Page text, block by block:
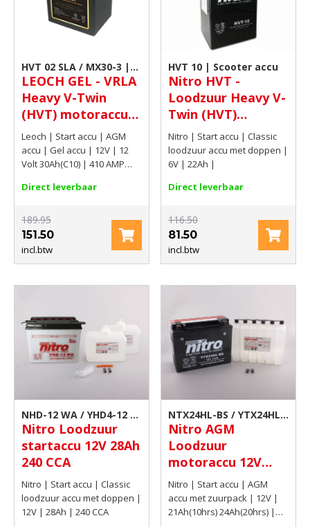
HVT 02 SLA / MX30-3 |
Scooter accu
LEOCH GEL - VRLA
Heavy V-Twin
(HVT) motoraccu
12V 12 Volt
30Ah(C10) 410 AMP
CCA EN
Leoch | Start accu | AGM
accu | Gel accu | 12V | 12
Volt 30Ah(C10) | 410 AMP
Direct leverbaar
189.95
151.50
incl.btw
HVT 10 | Scooter accu
Nitro HVT -
Loodzuur Heavy V-
Twin (HVT)
motoraccu 6V 22Ah
Nitro | Start accu | Classic
loodzuur accu met doppen |
6V | 22Ah |
Direct leverbaar
116.50
81.50
incl.btw
NHD-12 WA / YHD4-12 |
Scooter accu
Nitro Loodzuur
startaccu 12V 28Ah
240 CCA
Nitro | Start accu | Classic
loodzuur accu met doppen |
12V | 28Ah | 240 CCA
NTX24HL-BS / YTX24HL-
BS | Scooter accu
Nitro AGM
Loodzuur
motoraccu 12V
21Ah(10hrs)
24Ah(20hrs) 350
CCA
Nitro | Start accu | AGM
accu met zuurpack | 12V |
21Ah(10hrs) 24Ah(20hrs) |